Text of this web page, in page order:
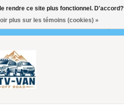
0 Articles - €0,00
Utilisez
les
flèches
haut
et
bas
pour
rendre ce site plus fonctionnel. D'accord?
plus sur les témoins (cookies) »